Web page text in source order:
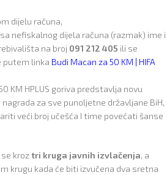
dijelu računa,
nefiskalnog dijela računa (razmak) ime i
na broj 091 212 405 ili se
putem linka Budi Macan za 50 KM | HIFA
KM HPLUS goriva predstavlja novu
za sve punoljetne državljane BiH,
veći broj učešća I time povećati šanse
kroztri kruga javnih izvlačenja, a
krugu kada će biti izvučena dva sretna